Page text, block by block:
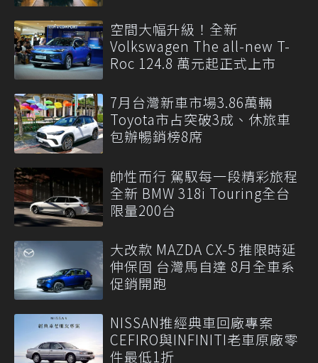
空間大幅升級！全新
Volkswagen The all-new T-
Roc 124.8 萬元起正式上市
7月台灣新車市場3.86萬輛
Toyota市占突破3成、休旅車
包辦暢銷榜8席
帥性而行 駕馭每一段精彩旅程
全新 BMW 318i Touring全台
限量200台
大改款 MAZDA CX-5 推限時延
伸保固 台灣馬自達 8月全車系
促銷開跑
NISSAN推經典車回廠專案
CEFIRO與INFINITI老車原廠零
件最低1折